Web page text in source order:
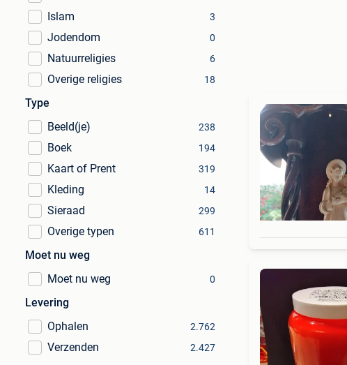
Islam 3
Jodendom 0
Natuurreligies 6
Overige religies 18
Type
Beeld(je)
238
Boek 194
Kaart of Prent 319
Kleding 14
Sieraad 299
Overige typen 611
Moet nu weg
Moet nu weg
0
Levering
Ophalen
2.762
Verzenden 2.427